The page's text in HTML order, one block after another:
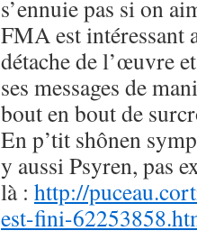
s’ennuie pas si on
FMA est intéressant
détache de l’œuvre
ses messages de
bout en bout de
En p’tit shônen
y aussi Psyren, pas
là : http://
est-fini-